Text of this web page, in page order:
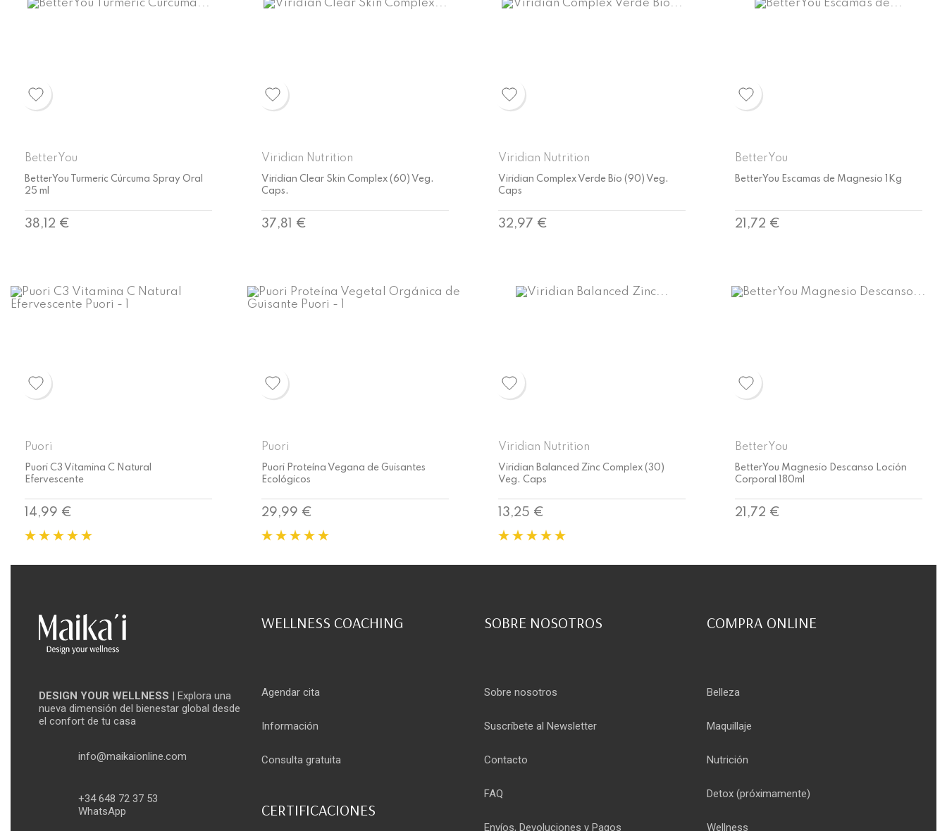
BetterYou
BetterYou Turmeric Cúrcuma Spray Oral
25 ml
Precio
38,12 €
Viridian Nutrition
Viridian Clear Skin Complex (60) Veg.
Caps.
Precio
37,81 €
Viridian Nutrition
Viridian Complex Verde Bio (90) Veg.
Caps
Precio
32,97 €
BetterYou
BetterYou Escamas de Magnesio 1Kg
Precio
21,72 €
Puori
Puori C3 Vitamina C Natural
Efervescente
Precio
14,99 €
Puori
Puori Proteína Vegana de Guisantes
Ecológicos
Precio
29,99 €
Viridian Nutrition
Viridian Balanced Zinc Complex (30)
Veg. Caps
Precio
13,25 €
BetterYou
BetterYou Magnesio Descanso Loción
Corporal 180ml
Precio
21,72 €
DESIGN YOUR WELLNESS | Explora una
nueva dimensión del bienestar global desde
el confort de tu casa
info@maikaionline.com
+34 648 72 37 53
WhatsApp
WELLNESS COACHING
Agendar cita
Información
Consulta gratuita
CERTIFICACIONES
SOBRE NOSOTROS
Sobre nosotros
Suscríbete al Newsletter
Contacto
FAQ
Envíos, Devoluciones y Pagos
COMPRA ONLINE
Belleza
Maquillaje
Nutrición
Detox (próximamente)
Wellness